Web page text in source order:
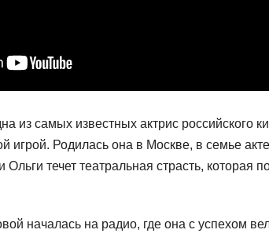
из самых известных актрис российского
игрой. Родилась она в Москве, в семье
течет театральная страсть, которая
началась на радио, где она с успехом